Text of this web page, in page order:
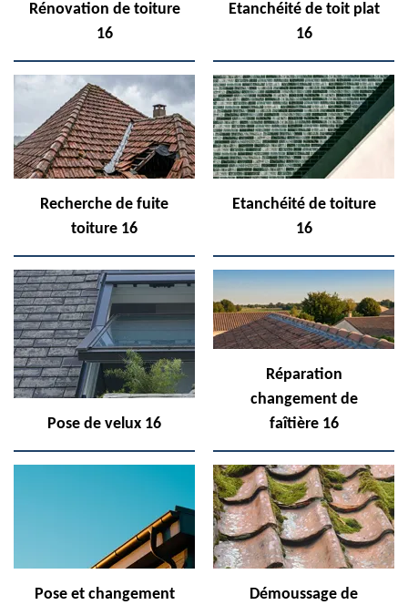
Rénovation de toiture
16
Etanchéité de toit plat
16
Recherche de fuite
toiture 16
Etanchéité de toiture
16
Pose de velux 16
Réparation
changement de
faîtière 16
Pose et changement
Démoussage de